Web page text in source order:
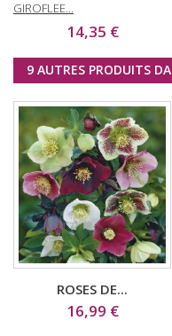
GIROFLEE...
14,35 €
9 AUTRES PRODUITS
ROSES DE...
16,99 €